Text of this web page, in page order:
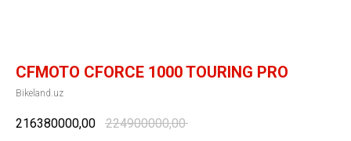
CFMOTO CFORCE 1000 TOURING PRO
Bikeland.uz
216380000,00 224900000,00